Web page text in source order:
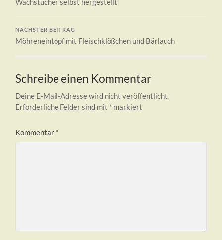
Wachstücher selbst hergestellt
NÄCHSTER BEITRAG
Möhreneintopf mit Fleischklößchen und Bärlauch
Schreibe einen Kommentar
Deine E-Mail-Adresse wird nicht veröffentlicht.
Erforderliche Felder sind mit * markiert
Kommentar *